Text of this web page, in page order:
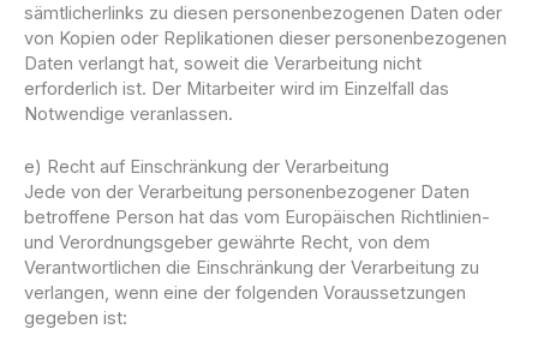
sämtlicherlinks zu diesen personenbezogenen Daten oder
von Kopien oder Replikationen dieser personenbezogenen
Daten verlangt hat, soweit die Verarbeitung nicht
erforderlich ist. Der Mitarbeiter wird im Einzelfall das
Notwendige veranlassen.
e) Recht auf Einschränkung der Verarbeitung
Jede von der Verarbeitung personenbezogener Daten
betroffene Person hat das vom Europäischen Richtlinien-
und Verordnungsgeber gewährte Recht, von dem
Verantwortlichen die Einschränkung der Verarbeitung zu
verlangen, wenn eine der folgenden Voraussetzungen
gegeben ist: